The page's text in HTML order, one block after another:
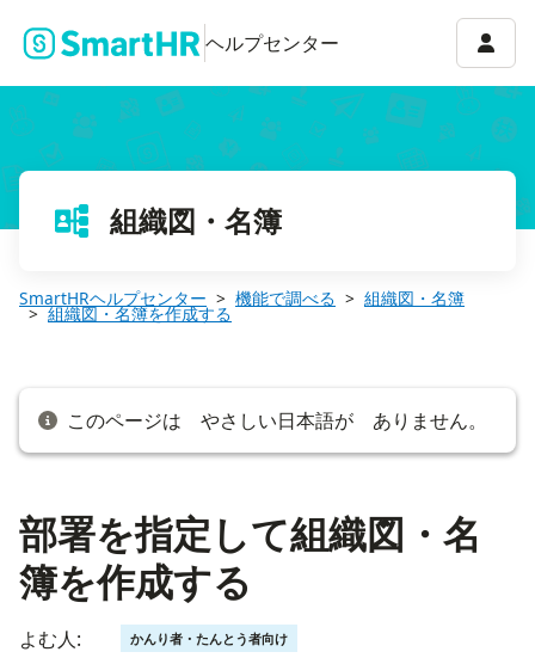
ヘルプセンター アカ
組織図・名簿
SmartHRヘルプセンター 機能で調べる 組織図・名簿
組織図・名簿を作成する
このページは やさしい日本語が ありません。
部署を指定して組織図・名
簿を作成する
よむ人: かんり者・たんとう者向け